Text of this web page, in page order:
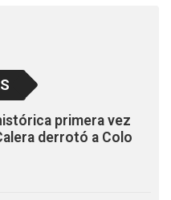
primera vez
derrotó a Colo